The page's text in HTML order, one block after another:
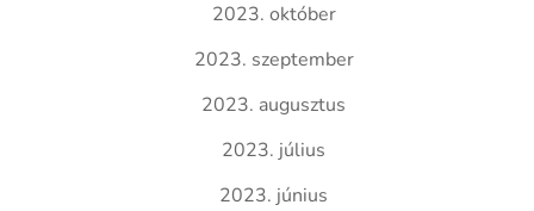
2023. október
2023. szeptember
2023. augusztus
2023. július
2023. június